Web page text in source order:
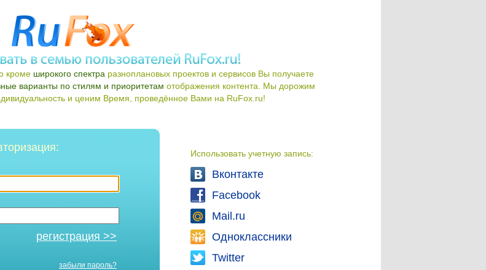
кроме широкого спектра разноплановых проектов и сервисов Вы получаете
варианты по стилям и приоритетам отображения контента. Мы дорожим
и ценим Время, проведённое Вами на RuFox.ru!
Использовать учетную запись:
Вконтакте
Facebook
Mail.ru
Одноклассники
Twitter
регистрация >>
забыли пароль?